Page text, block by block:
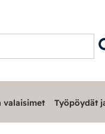
valaisimet Työpöydät